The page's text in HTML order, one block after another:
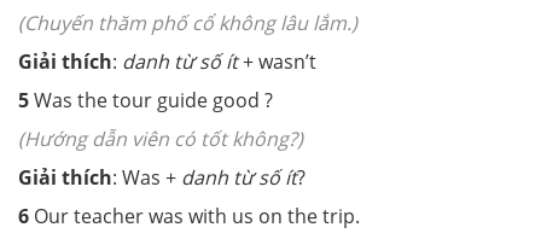
(Chuyến thăm phố cổ không lâu lắm.)
Giải thích: danh từ số ít+ wasn’t
5Was the tour guide good ?
(Hướng dẫn viên có tốt không?)
Giải thích: Was + danh từ số ít?
6 Our teacherwas with us on the trip.